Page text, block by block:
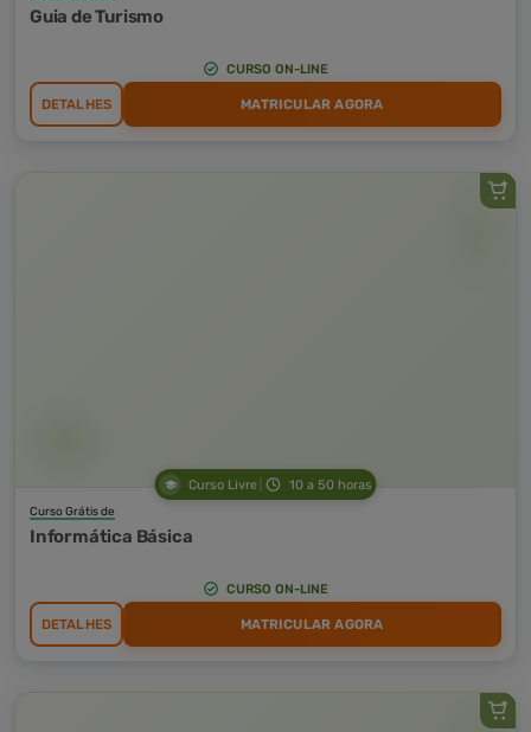
Guia de Turismo
CURSO ON-LINE
DETALHES MATRICULAR AGORA
Curso Livre 10 a 50 horas
Curso Grátis de
Informática Básica
CURSO ON-LINE
DETALHES MATRICULAR AGORA